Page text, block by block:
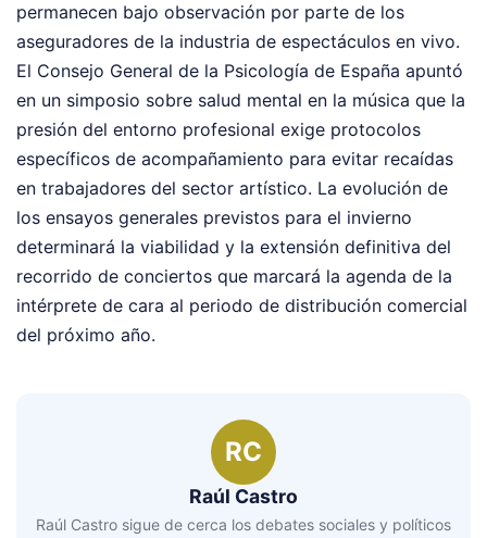
permanecen bajo observación por parte de los
aseguradores de la industria de espectáculos en vivo.
El Consejo General de la Psicología de España apuntó
en un simposio sobre salud mental en la música que la
presión del entorno profesional exige protocolos
específicos de acompañamiento para evitar recaídas
en trabajadores del sector artístico. La evolución de
los ensayos generales previstos para el invierno
determinará la viabilidad y la extensión definitiva del
recorrido de conciertos que marcará la agenda de la
intérprete de cara al periodo de distribución comercial
del próximo año.
RC
Raúl Castro
Raúl Castro sigue de cerca los debates sociales y políticos